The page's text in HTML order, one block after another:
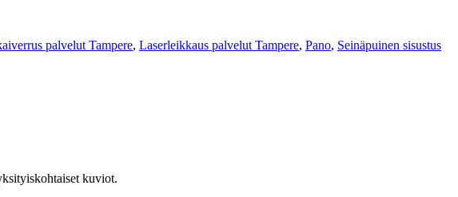
palvelut Tampere, Laserleikkaus palvelut Tampere, Pano, Seinäpuinen sisustus
kuviot.